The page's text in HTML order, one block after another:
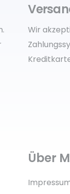
Wir
Über